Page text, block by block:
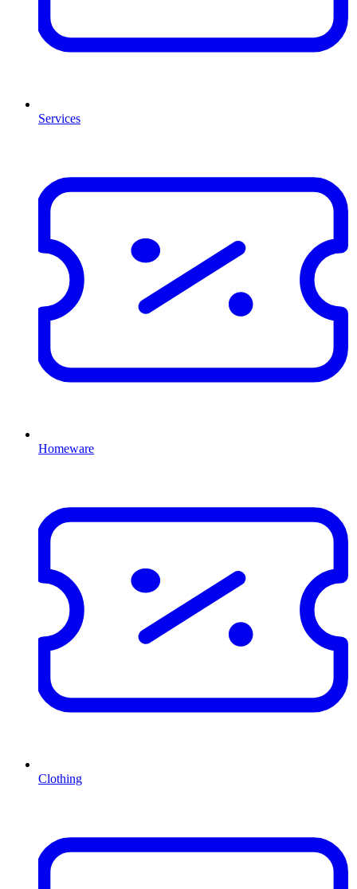
Services
Homeware
Clothing